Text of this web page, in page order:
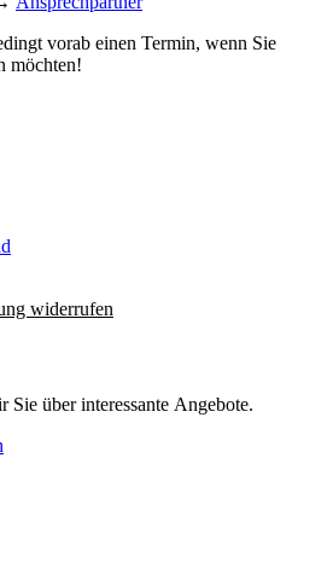
vorab einen Termin, wenn Sie
möchten!
widerrufen
über interessante Angebote.